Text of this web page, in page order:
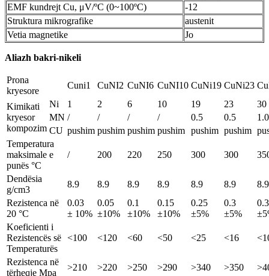
EMF kundrejt Cu, μV/ºC (0~100ºC)
-12
Struktura mikrografike
austenit
Vetia magnetike
Jo
Aliazh bakri-nikeli
Prona
kryesore
Cuni1 CuNI2 CuNI6 CuNI10 CuNi19 CuNi23
Kimikati
kryesor
kompozim
Ni 1 2 6 10 19 23
30
MN / / / / 0.5 0.5
1.0
CU pushim pushim pushim pushim pushim pushim
Temperatura
maksimale e
punës °C
/ 200 220 250 300 300
Dendësia
g/cm3
8.9 8.9 8.9 8.9 8.9 8.9
8.9
Rezistenca në
20 °C
0.03
± 10%
0.05
±10%
0.1
±10%
0.15
±10%
0.25
±5%
0.3
±5%
Koeficienti i
Rezistencës së
Temperaturës
<100 <120 <60 <50 <25 <16
Rezistenca në
tërheqje Mpa
>210 >220 >250 >290 >340 >350